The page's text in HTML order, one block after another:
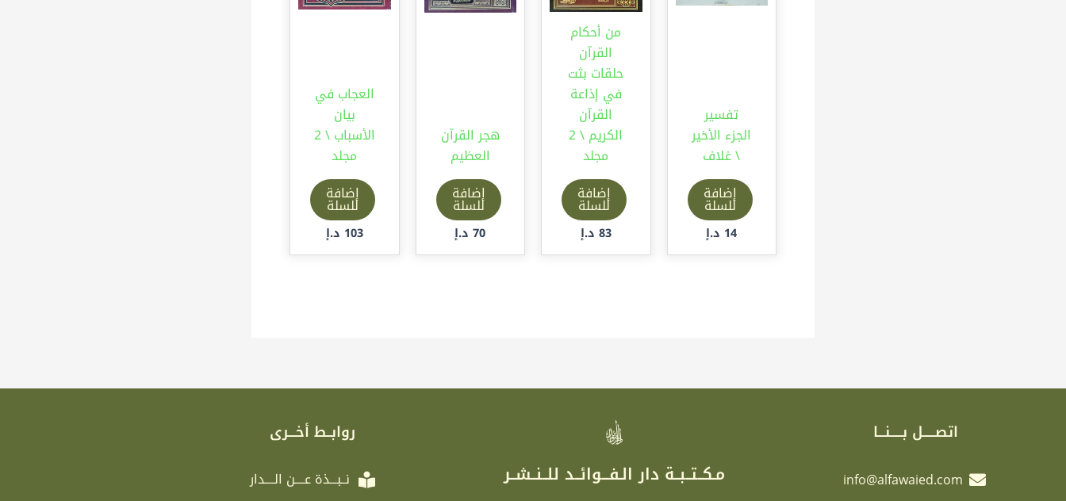
تفسير
الجزء الأخير
\ غلاف
إضافة
للسلة
14 د.إ
من أحكام
القرآن
حلقات بثت
في إذاعة
القرآن
الكريم \ 2
مجلد
إضافة
للسلة
83 د.إ
هجر القرآن
العظيم
إضافة
للسلة
70 د.إ
العجاب في
بيان
الأسباب \ 2
مجلد
إضافة
للسلة
103 د.إ
اتصـــــل بـــــنـــا
info@alfawaied.com
مـكــتــبــة دار الـفـــوائــد للــنــشــر
روابــط أخـــرى
نــبـــذة عــــن الــــدار